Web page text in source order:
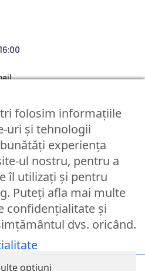
drepturile rezervate. ™
folosim informațiile
uri și tehnologii
experiența
ul nostru, pentru a
îl utilizați și pentru
Puteți afla mai multe
confidențialitate și
dvs. oricând.
opțiuni